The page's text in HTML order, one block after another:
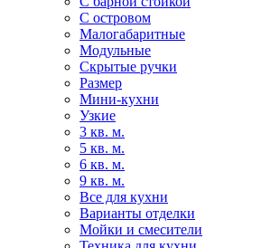
С островом
Малогабаритные
Модульные
Скрытые ручки
Размер
Мини-кухни
Узкие
3 кв. м.
5 кв. м.
6 кв. м.
9 кв. м.
Все для кухни
Варианты отделки
Мойки и смесители